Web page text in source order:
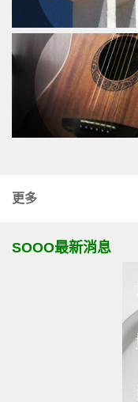
更多
SOOO最新消息